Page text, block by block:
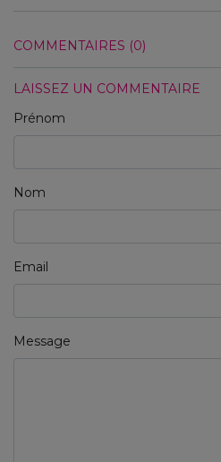
COMMENTAIRES (0)
LAISSEZ UN COMMENTAIRE
Prénom
Nom
Email
Message